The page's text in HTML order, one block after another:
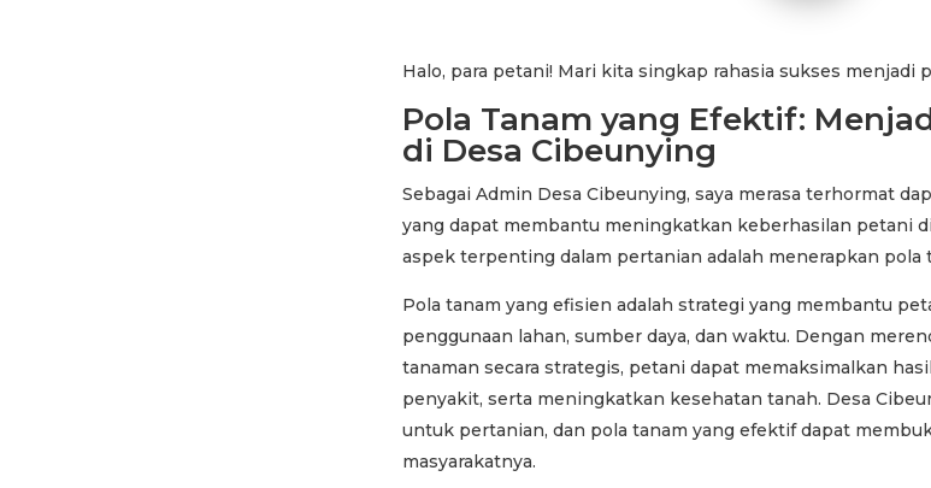
Halo, para petani! Mari kita singkap rahasia sukses menjadi
Pola Tanam yang Efektif:
di Desa Cibeunying
Sebagai Admin Desa Cibeunying, saya merasa terhormat
yang dapat membantu meningkatkan keberhasilan petani
aspek terpenting dalam pertanian adalah menerapkan pola
Pola tanam yang efisien adalah strategi yang membantu
penggunaan lahan, sumber daya, dan waktu. Dengan
tanaman secara strategis, petani dapat memaksimalkan
penyakit, serta meningkatkan kesehatan tanah. Desa
untuk pertanian, dan pola tanam yang efektif dapat
masyarakatnya.